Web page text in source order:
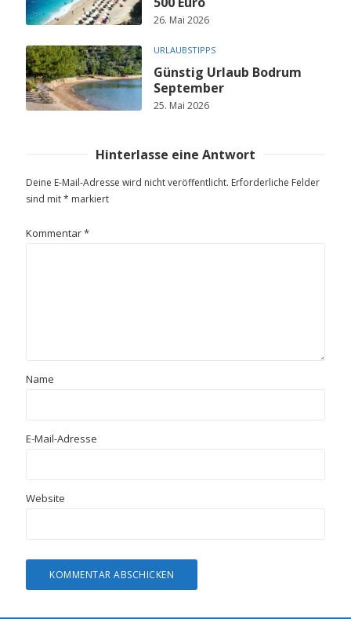
26. Mai 2026
URLAUBSTIPPS
Günstig Urlaub Bodrum
September
25. Mai 2026
Hinterlasse eine Antwort
Deine E-Mail-Adresse wird nicht veröffentlicht. Erforderliche Felder
sind mit* markiert
Kommentar*
Name
E-Mail-Adresse
Website